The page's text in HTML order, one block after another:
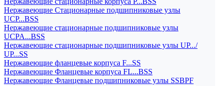
Нержавеющие Стационарные подшипниковые узлы
UCP...BSS
Нержавеющие стационарные подшипниковые узлы
UCPA...BSS
Нержавеющие стационарные подшипниковые узлы UP.../
UP...SS
Нержавеющие фланцевые корпуса F...SS
Нержавеющие Фланцевые корпуса FL...BSS
Нержавеющие Фланцевые подшипниковые узлы SSBPF